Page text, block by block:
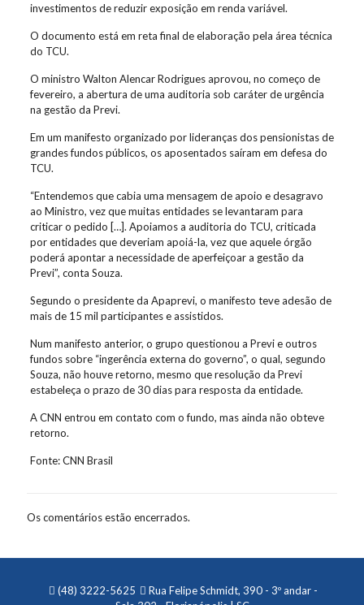
investimentos de reduzir exposição em renda variável.
O documento está em reta final de elaboração pela área técnica
do TCU.
O ministro Walton Alencar Rodrigues aprovou, no começo de
fevereiro, a abertura de uma auditoria sob caráter de urgência
na gestão da Previ.
Em um manifesto organizado por lideranças dos pensionistas de
grandes fundos públicos, os aposentados saíram em defesa do
TCU.
“Entendemos que cabia uma mensagem de apoio e desagravo
ao Ministro, vez que muitas entidades se levantaram para
criticar o pedido […]. Apoiamos a auditoria do TCU, criticada
por entidades que deveriam apoiá-la, vez que aquele órgão
poderá apontar a necessidade de aperfeiçoar a gestão da
Previ”, conta Souza.
Segundo o presidente da Apaprevi, o manifesto teve adesão de
mais de 15 mil participantes e assistidos.
Num manifesto anterior, o grupo questionou a Previ e outros
fundos sobre “ingerência externa do governo”, o qual, segundo
Souza, não houve retorno, mesmo que resolução da Previ
estabeleça o prazo de 30 dias para resposta da entidade.
A CNN entrou em contato com o fundo, mas ainda não obteve
retorno.
Fonte: CNN Brasil
Os comentários estão encerrados.
(48) 3222-5625
Rua Felipe Schmidt, 390 - 3º andar -